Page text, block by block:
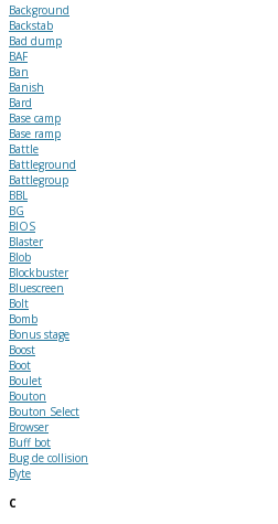
Background
Backstab
Bad dump
BAF
Ban
Banish
Bard
Base camp
Base ramp
Battle
Battleground
Battlegroup
BBL
BG
BIOS
Blaster
Blob
Blockbuster
Bluescreen
Bolt
Bomb
Bonus stage
Boost
Boot
Boulet
Bouton
Bouton Select
Browser
Buff bot
Bug de collision
Byte
C